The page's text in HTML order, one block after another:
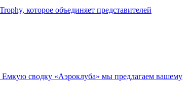
которое объединяет представителей
Емкую сводку «Аэроклуба» мы предлагаем вашему